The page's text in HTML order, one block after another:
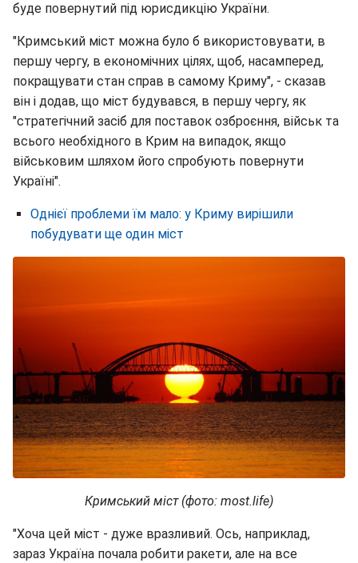
буде повернутий під юрисдикцію України.
"Кримський міст можна було б використовувати, в
першу чергу, в економічних цілях, щоб, насамперед,
покращувати стан справ в самому Криму", - сказав
він і додав, що міст будувався, в першу чергу, як
"стратегічний засіб для поставок озброєння, військ та
всього необхідного в Крим на випадок, якщо
військовим шляхом його спробують повернути
Україні".
Однієї проблеми їм мало: у Криму вирішили
побудувати ще один міст
Кримський міст (фото: most.life)
"Хоча цей міст - дуже вразливий. Ось, наприклад,
зараз Україна почала робити ракети, але на все